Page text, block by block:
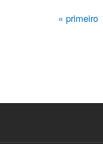
« primeiro